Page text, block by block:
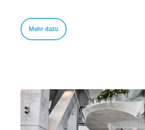
Mehr dazu